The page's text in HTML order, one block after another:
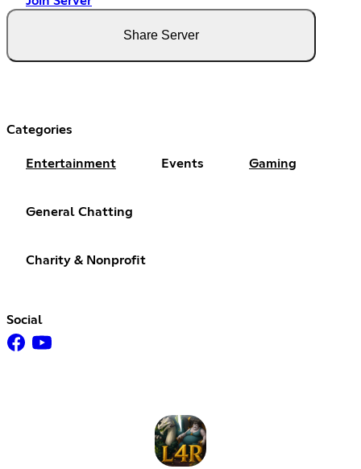
Share Server
Categories
Entertainment Events Gaming
General Chatting
Charity & Nonprofit
Social